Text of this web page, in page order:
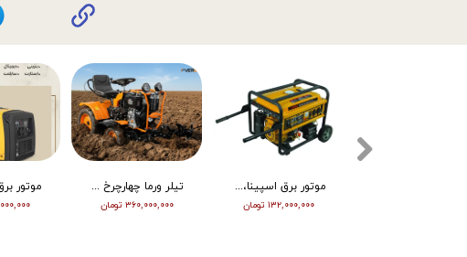
تیلر ورما چهارچرخ (مینی تراکتور) ، دیزل ، چرخ بزرگ ، دوچراغ، استارت vm001
۳۶۰,۰۰۰,۰۰۰ تومان
موتور برق اسپینا، تکفاز 8 کیلو وات، ATS دار مدل SP18000E
۱۳۲,۰۰۰,۰۰۰ تومان